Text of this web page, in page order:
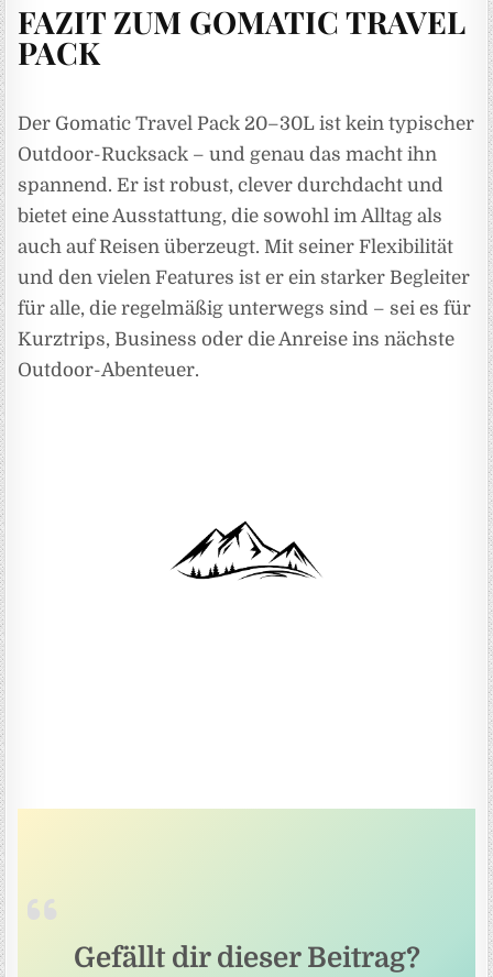
FAZIT ZUM GOMATIC TRAVEL
PACK
Der Gomatic Travel Pack 20–30L ist kein typischer
Outdoor-Rucksack – und genau das macht ihn
spannend. Er ist robust, clever durchdacht und
bietet eine Ausstattung, die sowohl im Alltag als
auch auf Reisen überzeugt. Mit seiner Flexibilität
und den vielen Features ist er ein starker Begleiter
für alle, die regelmäßig unterwegs sind – sei es für
Kurztrips, Business oder die Anreise ins nächste
Outdoor-Abenteuer.
Gefällt dir dieser Beitrag?